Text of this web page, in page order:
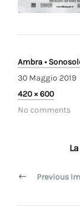
Ambra •
30 Maggio 2019
Full
size
420 × 600
No comments
articoli
Previous